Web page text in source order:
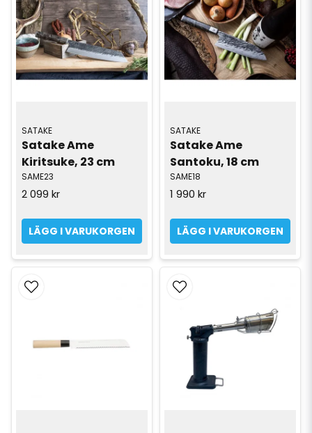
SATAKE
Satake Ame
Kiritsuke, 23 cm
SAME23
2 099 kr
LÄGG I VARUKORGEN
SATAKE
Satake Ame
Santoku, 18 cm
SAME18
1 990 kr
LÄGG I VARUKORGEN